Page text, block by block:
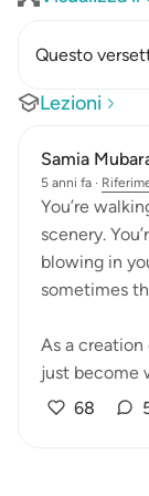
Questo
Lezioni
Samia
5 anni fa ·
You’re
scenery.
blowing in
sometimes
As a
just become
68